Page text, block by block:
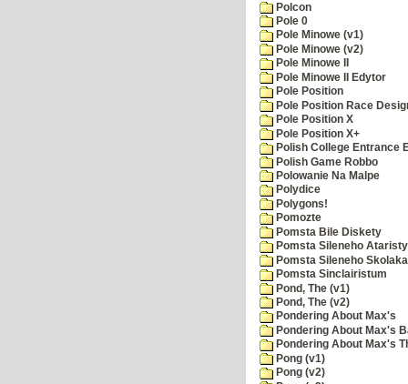
Polcon
Pole 0
Pole Minowe (v1)
Pole Minowe (v2)
Pole Minowe II
Pole Minowe II Edytor
Pole Position
Pole Position Race
Pole Position X
Pole Position X+
Polish College Entrance
Polish Game Robbo
Polowanie Na Malpe
Polydice
Polygons!
Pomozte
Pomsta Bile Diskety
Pomsta Sileneho Ataristy
Pomsta Sileneho Skolaka
Pomsta Sinclairistum
Pond, The (v1)
Pond, The (v2)
Pondering About Max's
Pondering About Max's
Pondering About Max's
Pong (v1)
Pong (v2)